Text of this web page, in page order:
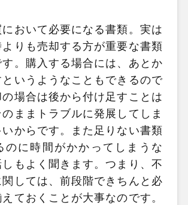
おいて必要になる書類。実は
りも売却する方が重要な書類
。購入する場合には、あとか
というようなこともできるので
場合は後から付け足すことは
ままトラブルに発展してしま
いからです。また足りない書類
のに時間がかかってしまうな
しもよく聞きます。つまり、不
しては、前段階できちんと必
ておくことが大事なのです。